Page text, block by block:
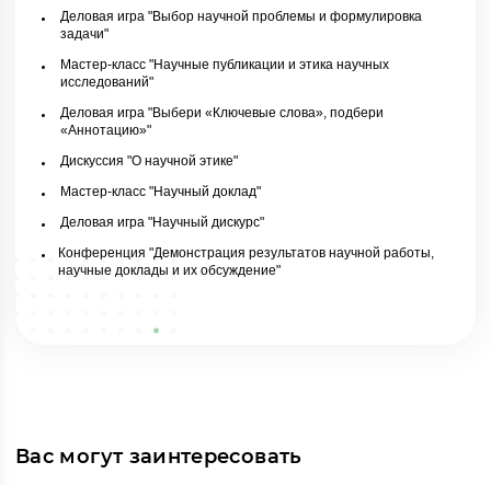
Деловая игра "Выбор научной проблемы и формулировка
задачи"
Мастер-класс "Научные публикации и этика научных
исследований"
Деловая игра "Выбери «Ключевые слова», подбери
«Аннотацию»"
Дискуссия "О научной этике"
Мастер-класс "Научный доклад"
Деловая игра "Научный дискурс"
Конференция "Демонстрация результатов научной работы,
научные доклады и их обсуждение"
Вас могут заинтересовать